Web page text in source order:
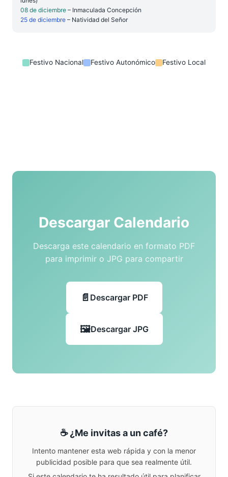
08 de diciembre – Inmaculada Concepción
25 de diciembre – Natividad del Señor
Festivo Nacional Festivo Autonómico Festivo Local
Descargar Calendario
Descarga este calendario en formato PDF
para imprimir o JPG para compartir
Descargar PDF
Descargar JPG
☕ ¿Me invitas a un café?
Intento mantener esta web rápida y con la menor
publicidad posible para que sea realmente útil.